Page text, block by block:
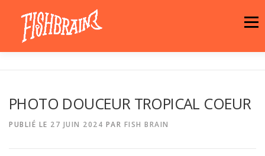
contenu
Menu
LA BOUTIQUE
PHOTO DOUCEUR TROPICAL COEUR
PUBLIÉ LE 27 JUIN 2024 PAR FISH BRAIN